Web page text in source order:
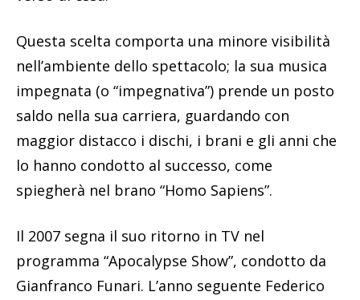
Questa scelta comporta una minore visibilità
nell’ambiente dello spettacolo; la sua musica
impegnata (o “impegnativa”) prende un posto
saldo nella sua carriera, guardando con
maggior distacco i dischi, i brani e gli anni che
lo hanno condotto al successo, come
spiegherà nel brano “Homo Sapiens”.
Il 2007 segna il suo ritorno in TV nel
programma “Apocalypse Show”, condotto da
Gianfranco Funari. L’anno seguente Federico